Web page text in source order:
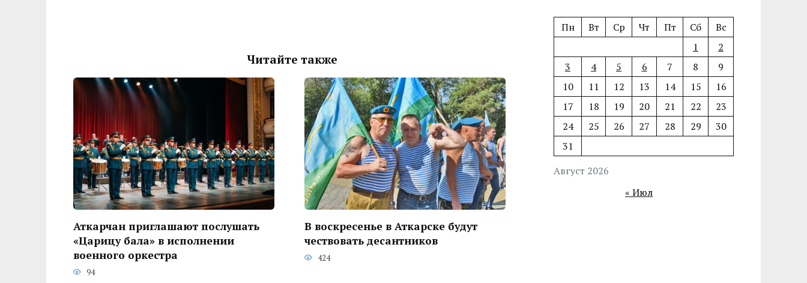
Читайте также
Аткарчан приглашают послушать
«Царицу бала» в исполнении
военного оркестра
94
В воскресенье в Аткарске будут
чествовать десантников
424
Август 2026
Пн Вт Ср Чт Пт Сб
Вс
1
2
3
4 5 6 7 8
9
10
11 12 13 14 15
16
17
18 19 20 21 22
23
24
25 26 27 28 29
30
31
« Июл